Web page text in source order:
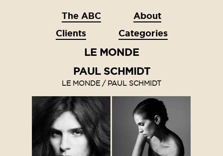
The ABC
About
Clients
Categories
LE MONDE
PAUL SCHMIDT
LE MONDE / PAUL SCHMIDT